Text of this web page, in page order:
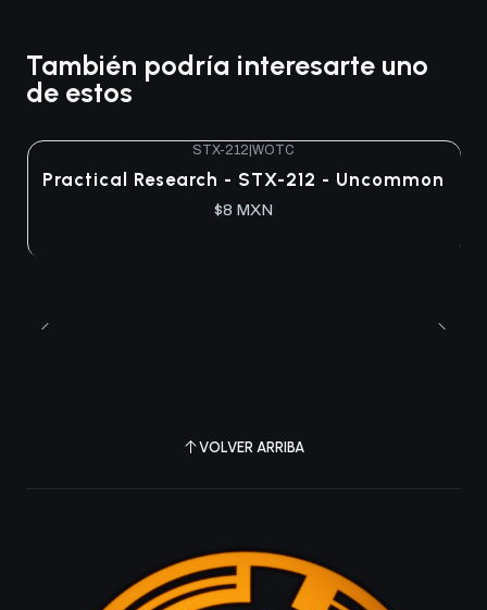
También podría interesarte uno
de estos
STX-212|WOTC
Practical Research - STX-212 - Uncommon
$8 MXN
VOLVER ARRIBA